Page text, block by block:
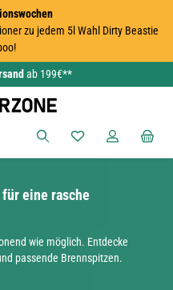
zu jedem 5l Wahl Dirty Beastie
ab 199€**
Du hast 0
eine rasche
wie möglich. Entdecke
passende Brennspitzen.